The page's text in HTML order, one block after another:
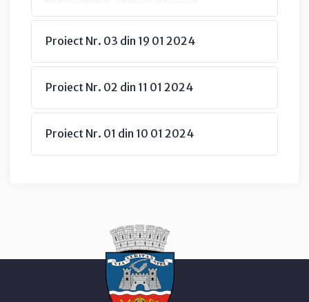
Proiect Nr. 03 din 19 01 2024
Proiect Nr. 02 din 11 01 2024
Proiect Nr. 01 din 10 01 2024